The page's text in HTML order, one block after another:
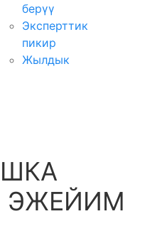
берүү
Эксперттик
пикир
Жылдык
ЭЖЕЙИМ